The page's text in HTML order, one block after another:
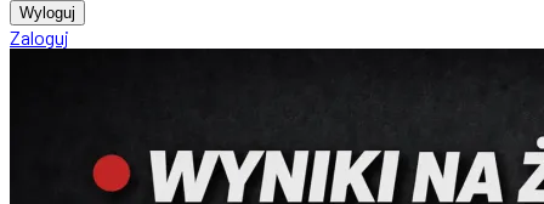
Wyloguj
Zaloguj